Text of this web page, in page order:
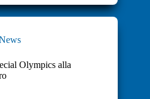
Olympics alla